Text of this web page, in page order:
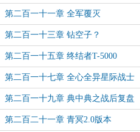
第二百一十一章 全军覆灭
第二百一十三章 钻空子？
第二百一十五章 终结者T-5000
第二百一十七章 全心全异星际战士
VS塔罗斯型暴君
第二百一十九章 典中典之战后复盘
第二百二十一章 青冥2.0版本